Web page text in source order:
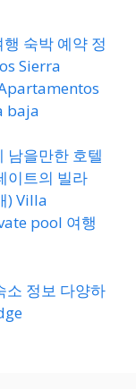
숙박 예약 정
Sierra
baja
남을만한 호텔
이트의 빌라
) Villa
pool 여행
소 정보 다양하